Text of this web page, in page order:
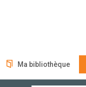
Ma bibliothèque